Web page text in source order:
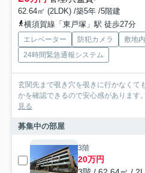
62.64㎡ (2LDK) /築5年 /5階建
横須賀線「東戸塚」駅 徒歩27分
エレベーター 防犯カメラ 敷地
24時間緊急通報システム
玄関先まで覗き穴を覗きに行かなくて
かを確認できるので安心感があります
見る
募集中の部屋
3階
20万円